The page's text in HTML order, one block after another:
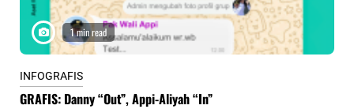
1 min read
INFOGRAFIS
GRAFIS: Danny “Out”, Appi-Aliyah “In”